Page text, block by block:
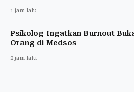
1 jam lalu
Psikolog Ingatkan Burnout
Orang di Medsos
2 jam lalu